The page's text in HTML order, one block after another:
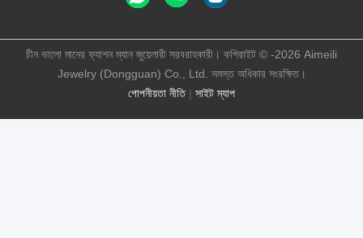
গোপনীয়তা নীতি| সাইট ম্যাপ
চীন ভালো মানের ফ্যাশন ম্যান জুয়েলারী সরবরাহকারী। কপিরাইট © -2026 Aimeili
Jewelry (Dongguan) Co., Ltd. সমস্ত অধিকার সংরক্ষিত।